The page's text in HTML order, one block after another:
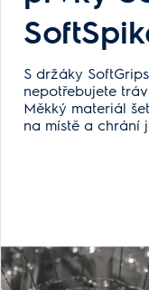
S držáky
nepotřebujete
Měkký materiál
na místě a chrání